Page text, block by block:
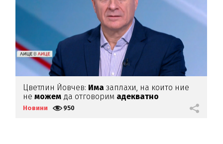
Цветлин Йовчев: Има заплахи, на които ние
неможем да отговорим адекватно
Новини 950